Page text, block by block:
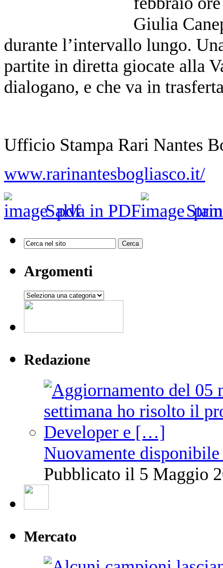
Giulia
durante l’intervallo lungo.
partite in diretta giocate alla
dialogano, e che va in
Ufficio Stampa Rari Nantes
www.rarinantesbogliasco.it/
Salva in PDF
Argomenti
Argomenti
Redazione
Nuovamente
Pubblicato il 5 Maggio
Mercato